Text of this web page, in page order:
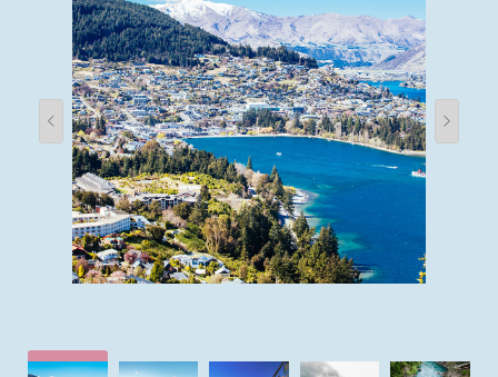
ÜBER UNS